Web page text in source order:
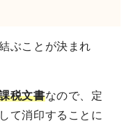
ぶことが決まれ
税文書なので、定
て消印することに